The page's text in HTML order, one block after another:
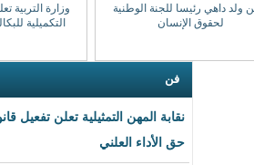
وزارة التربية تعلن بدء تصحيح الدورة
التكميلية للبكالوريا السبت المقبل
التمثيلية تعلن تفعيل قانون